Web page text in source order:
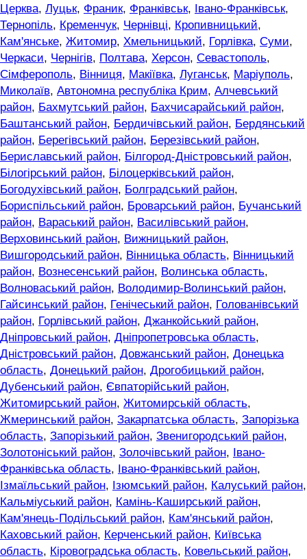
Церква, Луцьк, Франик, Франківськ, Івано-Франківськ,
Тернопіль, Кременчук, Чернівці, Кропивницький,
Кам'янське, Житомир, Хмельницький, Горлівка, Суми,
Черкаси, Чернігів, Полтава, Херсон, Севастополь,
Сімферополь, Вінниця, Макіївка, Луганськ, Маріуполь,
Миколаїв, Автономна республіка Крим, Алчевський
район, Бахмутський район, Бахчисарайський район,
Баштанський район, Бердичівський район, Бердянський
район, Берегівський район, Березівський район,
Бериславський район, Білгород-Дністровський район,
Білогірський район, Білоцерківський район,
Богодухівський район, Болградський район,
Бориспільський район, Броварський район, Бучанський
район, Вараський район, Василівський район,
Верховинський район, Вижницький район,
Вишгородський район, Вінницька область, Вінницький
район, Вознесенський район, Волинська область,
Волноваський район, Володимир-Волинський район,
Гайсинський район, Генічеський район, Голованівський
район, Горлівський район, Джанкойський район,
Дніпровський район, Дніпропетровська область,
Дністровський район, Довжанський район, Донецька
область, Донецький район, Дрогобицький район,
Дубенський район, Євпаторійський район,
Житомирський район, Житомирській область,
Жмеринський район, Закарпатська область, Запорізька
область, Запорізький район, Звенигородський район,
Золотоніський район, Золочівський район,
Івано-
Франківська область, Івано-Франківський район,
Ізмаїльський район, Ізюмський район, Калуський район,
Кальміуський район, Камінь-Каширський район,
Кам'янець-Подільський район, Кам'янський район,
Каховський район, Керченський район, Київська
область, Кіровоградська область, Ковельський район,